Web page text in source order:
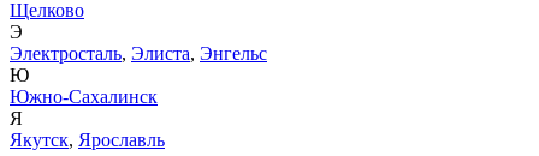
Щелково
Э
Электросталь, Элиста, Энгельс
Ю
Южно-Сахалинск
Я
Якутск, Ярославль